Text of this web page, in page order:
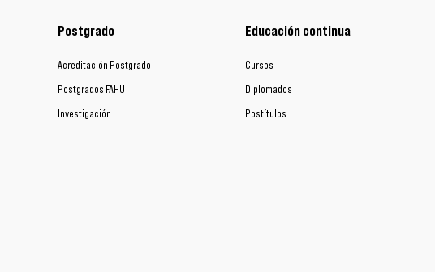
Postgrado
Acreditación Postgrado
Postgrados FAHU
Investigación
Educación continua
Cursos
Diplomados
Postítulos